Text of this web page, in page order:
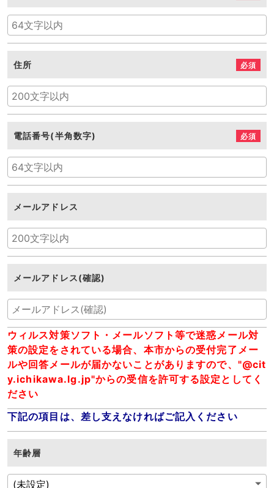
住所 必須
電話番号(半角数字) 必須
メールアドレス
メールアドレス(確認)
ウィルス対策ソフト・メールソフト等で迷惑メール対
策の設定をされている場合、本市からの受付完了メー
ルや回答メールが届かないことがありますので、"@cit
y.ichikawa.lg.jp"からの受信を許可する設定としてく
ださい
下記の項目は、差し支えなければご記入ください
年齢層